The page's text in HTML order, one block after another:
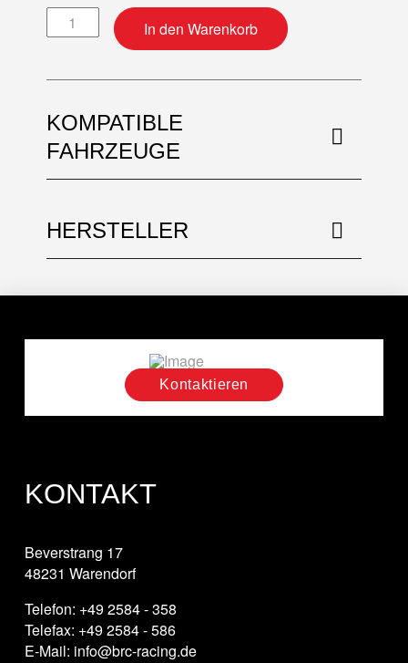
KW-Simmerring Satz Menge
In den Warenkorb
KOMPATIBLE
FAHRZEUGE
HERSTELLER
Kontaktieren
KONTAKT
Beverstrang 17
48231 Warendorf
Telefon: +49 2584 - 358
Telefax: +49 2584 - 586
E-Mail: info@brc-racing.de